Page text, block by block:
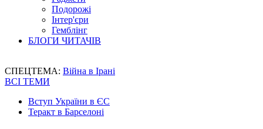
Подорожі
Інтер'єри
Гемблінг
БЛОГИ ЧИТАЧІВ
СПЕЦТЕМА: Війна в Ірані
ВСІ ТЕМИ
Вступ України в ЄС
Теракт в Барселоні